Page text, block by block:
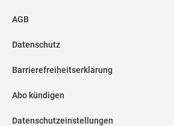
AGB
Datenschutz
Barrierefreiheitserklärung
Abo kündigen
Datenschutzeinstellungen